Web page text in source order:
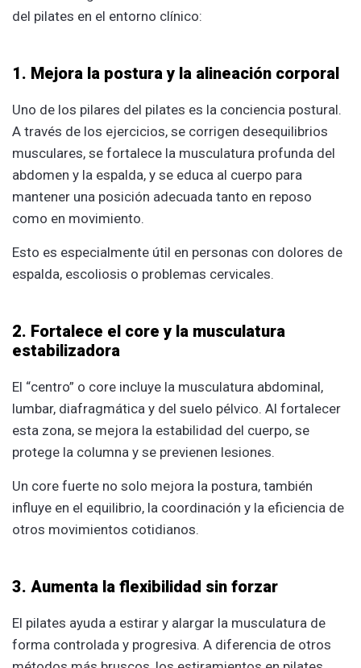
del pilates en el entorno clínico:
1. Mejora la postura y la alineación corporal
Uno de los pilares del pilates es la conciencia postural.
A través de los ejercicios, se corrigen desequilibrios
musculares, se fortalece la musculatura profunda del
abdomen y la espalda, y se educa al cuerpo para
mantener una posición adecuada tanto en reposo
como en movimiento.
Esto es especialmente útil en personas con dolores de
espalda, escoliosis o problemas cervicales.
2. Fortalece el core y la musculatura
estabilizadora
El “centro” o core incluye la musculatura abdominal,
lumbar, diafragmática y del suelo pélvico. Al fortalecer
esta zona, se mejora la estabilidad del cuerpo, se
protege la columna y se previenen lesiones.
Un core fuerte no solo mejora la postura, también
influye en el equilibrio, la coordinación y la eficiencia de
otros movimientos cotidianos.
3. Aumenta la flexibilidad sin forzar
El pilates ayuda a estirar y alargar la musculatura de
forma controlada y progresiva. A diferencia de otros